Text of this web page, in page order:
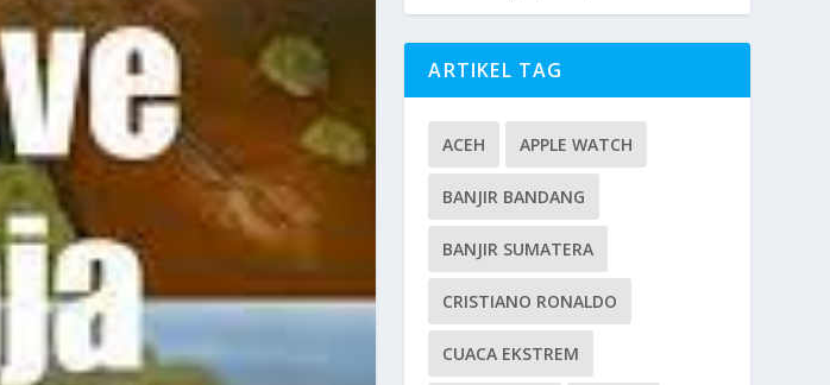
ARTIKEL TAG
ACEH APPLE WATCH
BANJIR BANDANG
BANJIR SUMATERA
CRISTIANO RONALDO
CUACA EKSTREM